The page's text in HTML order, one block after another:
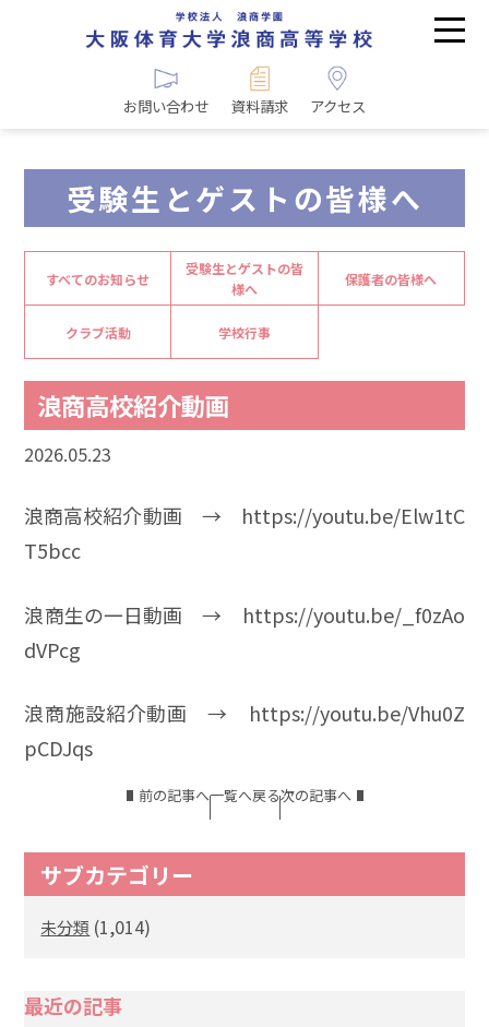
お問い合わせ 資料請求 アクセス
受験生とゲストの皆様へ
すべてのお知らせ
受験生とゲストの皆
様へ
保護者の皆様へ
クラブ活動 学校行事
浪商高校紹介動画
2026.05.23
浪商高校紹介動画 → https://youtu.be/Elw1tC
T5bcc
浪商生の一日動画 → https://youtu.be/_f0zAo
dVPcg
浪商施設紹介動画 → https://youtu.be/Vhu0Z
pCDJqs
前の記事へ一覧へ戻る次の記事へ
サブカテゴリー
未分類 (1,014)
最近の記事